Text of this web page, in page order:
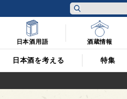
日本酒を考える 特集
日本酒用語 酒蔵情報